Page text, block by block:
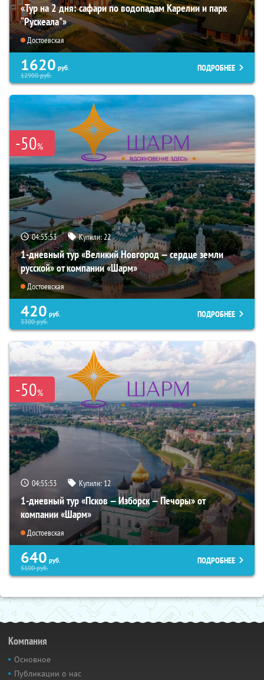
«Тур на 2 дня: сафари по водопадам Карелии и парк
“Рускеала"»
Достоевская
1620 руб.
12900руб.
ПОДРОБНЕЕ
-50%
04:55:52 Купили:22
1-дневный тур «Великий Новгород — сердце земли
русской» от компании «Шарм»
Достоевская
420 руб.
3300руб.
ПОДРОБНЕЕ
-50%
04:55:52 Купили:12
1-дневный тур «Псков — Изборск — Печоры» от
компании «Шарм»
Достоевская
640 руб.
5100руб.
ПОДРОБНЕЕ
Компания
Основное
Публикации о нас